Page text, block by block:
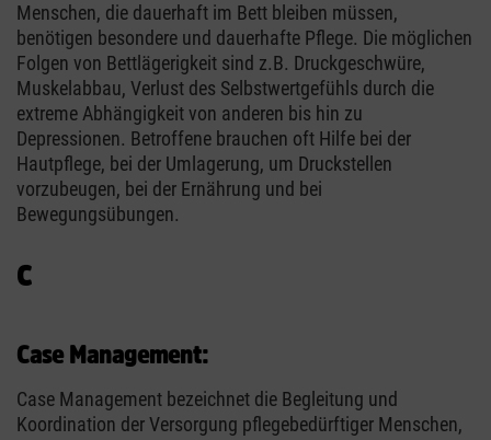
Menschen, die dauerhaft im Bett bleiben müssen,
benötigen besondere und dauerhafte Pflege. Die möglichen
Folgen von Bettlägerigkeit sind z.B. Druckgeschwüre,
Muskelabbau, Verlust des Selbstwertgefühls durch die
extreme Abhängigkeit von anderen bis hin zu
Depressionen. Betroffene brauchen oft Hilfe bei der
Hautpflege, bei der Umlagerung, um Druckstellen
vorzubeugen, bei der Ernährung und bei
Bewegungsübungen.
C
Case Management:
Case Management bezeichnet die Begleitung und
Koordination der Versorgung pflegebedürftiger Menschen,